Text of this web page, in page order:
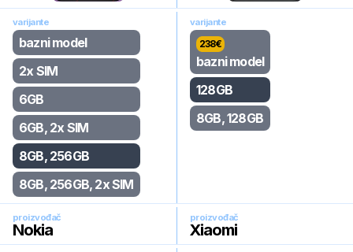
varijante
bazni model
2x SIM
6GB
6GB, 2x SIM
8GB, 256GB
8GB, 256GB, 2x SIM
varijante
238€
bazni model
128GB
8GB, 128GB
proizvođač
Nokia
proizvođač
Xiaomi